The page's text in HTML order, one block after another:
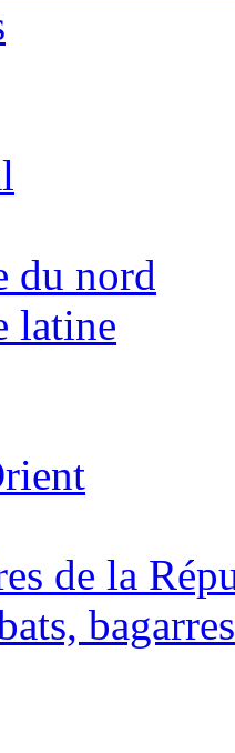
du nord
latine
de la
bagarres